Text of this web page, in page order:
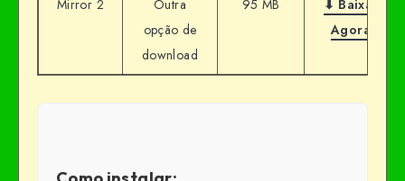
Mirror 2
Outra
opção de
download
95 MB
⬇ Baixar
Agora